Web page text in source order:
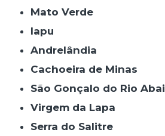
Mato Verde
Iapu
Andrelândia
Cachoeira de Minas
São Gonçalo do Rio
Virgem da Lapa
Serra do Salitre